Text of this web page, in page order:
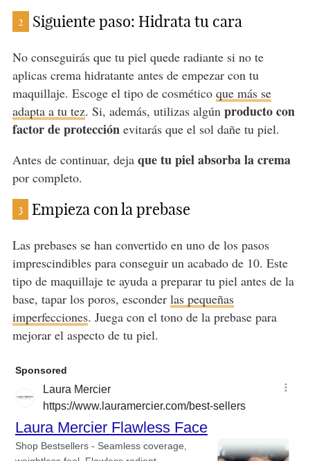
2 Siguiente paso: Hidrata tu cara
No conseguirás que tu piel quede radiante si no te
aplicas crema hidratante antes de empezar con tu
maquillaje. Escoge el tipo de cosmético que más se
adapta a tu tez. Si, además, utilizas algúnproducto con
factor de protecciónevitarás que el sol dañe tu piel.
Antes de continuar, deja que tu piel absorba la crema
por completo.
3 Empieza con la prebase
Las prebases se han convertido en uno de los pasos
imprescindibles para conseguir un acabado de 10. Este
tipo de maquillaje te ayuda a preparar tu piel antes de la
base, tapar los poros, esconder las pequeñas
imperfecciones. Juega con el tono de la prebase para
mejorar el aspecto de tu piel.